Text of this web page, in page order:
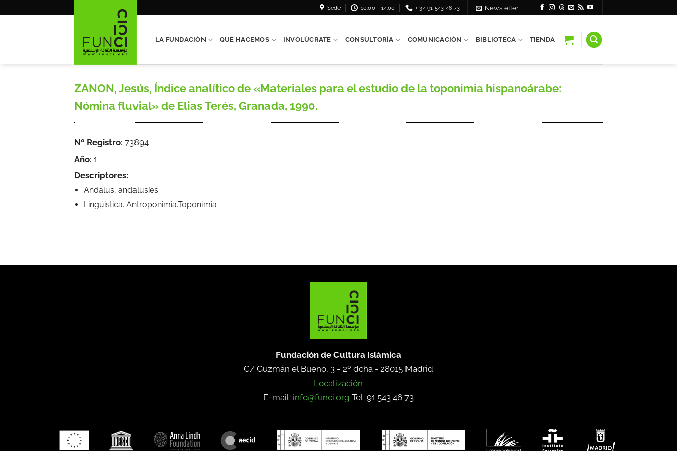
Sede 10:00 - 14:00 + 34 91 543 46 73 Newsletter
LA FUNDACIÓN QUÉ HACEMOS INVOLÚCRATE CONSULTORÍA COMUNICACIÓN BIBLIOTECA TIENDA
ZANON, Jesús, Índice analítico de «Materiales para el estudio de la toponimia hispanoárabe:
Nómina fluvial» de Elias Terés, Granada, 1990.
Nº Registro: 73894
Año: 1
Descriptores:
Andalus, andalusíes
Lingüistica. Antroponimia.Toponimia
Fundación de Cultura Islámica
C/ Guzmán el Bueno, 3 - 2º dcha - 28015 Madrid
Localización
E-mail: info@funci.org Tel: 91 543 46 73